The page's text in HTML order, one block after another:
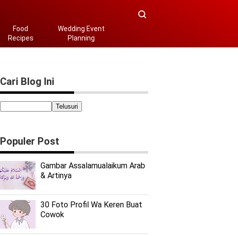
Food
Recipes
Wedding Event
Planning
Cari Blog Ini
Populer Post
Gambar Assalamualaikum Arab
& Artinya
30 Foto Profil Wa Keren Buat
Cowok